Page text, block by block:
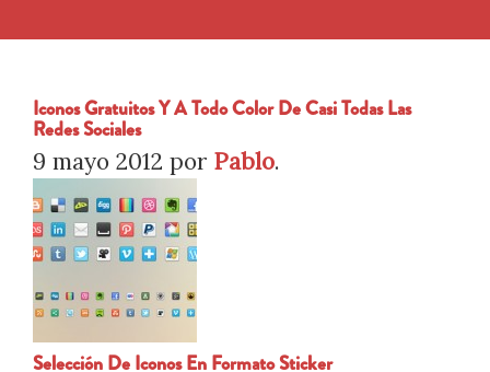
Iconos Gratuitos Y A Todo Color De Casi Todas Las
Redes Sociales
9 mayo 2012 por Pablo.
Selección De Iconos En Formato Sticker